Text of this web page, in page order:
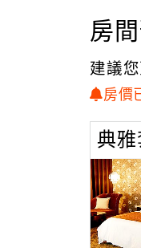
房
建議
房價
典雅